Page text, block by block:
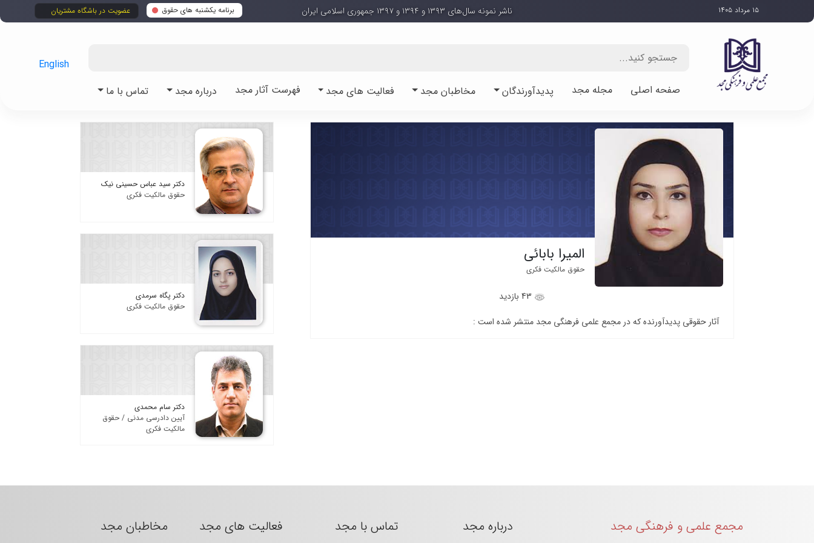
برنامه یکشنبه های حقوق عضویت در باشگاه مشتریان ۱۵ مرداد ۱۴۰۵ ناشر نمونه سال‌های ۱۳۹۳ و ۱۳۹۴ و ۱۳۹۷ جمهوری اسلامی ایران
صفحه اصلی مجله مجد پدیدآورندگان مخاطبان مجد فعالیت های مجد فهرست آثار مجد درباره مجد تماس با ما
English
المیرا بابائی
حقوق مالکیت فکری
آثار حقوقی پدیدآورنده که در مجمع علمی فرهنگی مجد منتشر شده است :
دکتر سید عباس حسینی نیک
حقوق مالکیت فکری
دکتر پگاه سرمدی
حقوق مالکیت فکری
دکتر سام محمدی
آیین دادرسی مدنی / حقوق
مالکیت فکری
مجمع علمی و فرهنگی مجد درباره مجد تماس با مجد فعالیت های مجد مخاطبان مجد